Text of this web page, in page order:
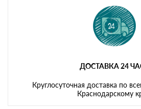
ДОСТАВКА 24
Круглосуточная доставка по
Краснодарскому